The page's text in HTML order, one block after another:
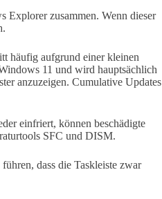
Explorer zusammen. Wenn dieser
häufig aufgrund einer kleinen
11 und wird hauptsächlich
anzuzeigen. Cumulative Updates
einfriert, können beschädigte
SFC und DISM.
dass die Taskleiste zwar